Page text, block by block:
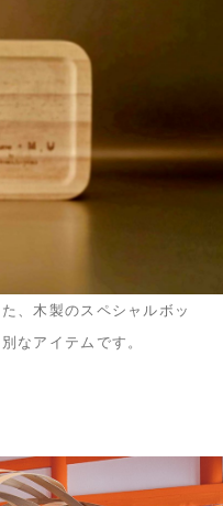
、木製のスペシャルボッ
なアイテムです。